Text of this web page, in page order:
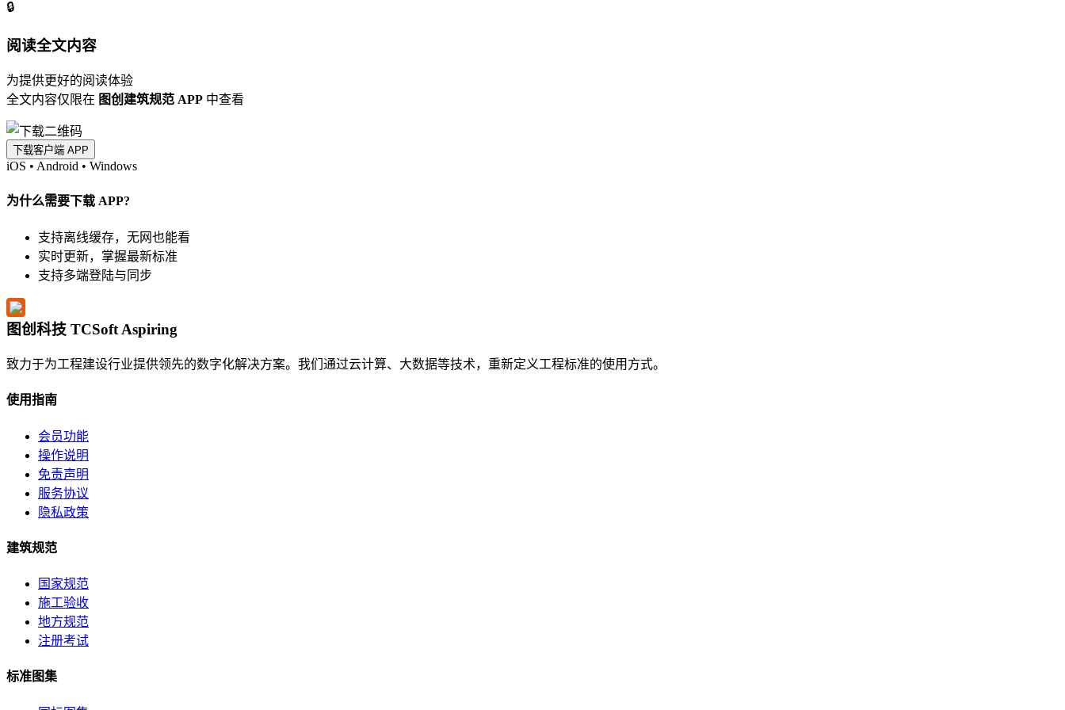
🔒
阅读全文内容
为提供更好的阅读体验
全文内容仅限在 图创建筑规范 APP 中查看
下载客户端 APP
iOS • Android • Windows
为什么需要下载 APP?
支持离线缓存，无网也能看
实时更新，掌握最新标准
支持多端登陆与同步
图创科技 TCSoft Aspiring
致力于为工程建设行业提供领先的数字化解决方案。我们通过云计算、大数据等技术，重新定义工程标准的使用方式。
使用指南
会员功能
操作说明
免责声明
服务协议
隐私政策
建筑规范
国家规范
施工验收
地方规范
注册考试
标准图集